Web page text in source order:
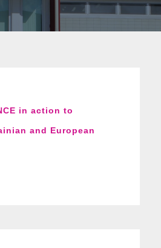
in action to
and European